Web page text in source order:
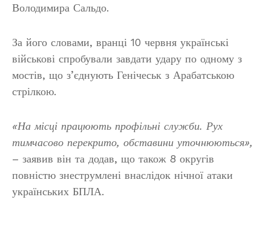
Володимира Сальдо.
За його словами, вранці 10 червня українські
військові спробували завдати удару по одному з
мостів, що з’єднують Генічеськ з Арабатською
стрілкою.
«На місці працюють профільні служби. Рух
тимчасово перекрито, обставини уточнюються»,
– заявив він та додав, що також 8 округів
повністю знеструмлені внаслідок нічної атаки
українських БПЛА.